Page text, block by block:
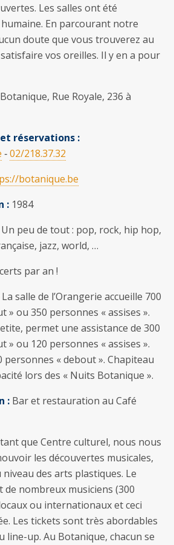
Les salles ont été
En parcourant notre
doute que vous trouverez au
vos oreilles. Il y en a pour
Rue Royale, 236 à
réservations :
‐02/218.37.32
botanique.be
: 1984
Un peu de tout : pop, rock, hip hop,
jazz, world, …
par an !
La salle de l’Orangerie accueille 700
» ou 350 personnes « assises ».
permet une assistance de 300
» ou 120 personnes « assises ».
« debout ». Chapiteau
lors des « Nuits Botanique ».
: Bar et restauration au Café
tant que Centre culturel, nous nous
les découvertes musicales,
des arts plastiques. Le
nombreux musiciens (300
ou internationaux et ceci
Les tickets sont très abordables
line-up. Au Botanique, chacun se